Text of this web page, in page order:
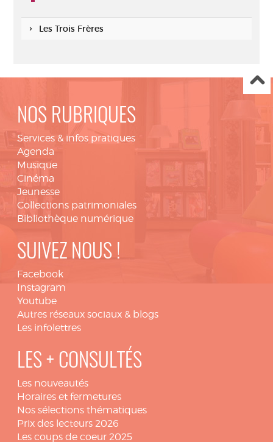
Les Trois Frères
NOS RUBRIQUES
Services & infos pratiques
Agenda
Musique
Cinéma
Jeunesse
Collections patrimoniales
Bibliothèque numérique
SUIVEZ NOUS !
Facebook
Instagram
Youtube
Autres réseaux sociaux & blogs
Les infolettres
LES + CONSULTÉS
Les nouveautés
Horaires et fermetures
Nos sélections thématiques
Prix des lecteurs 2026
Les coups de coeur 2025